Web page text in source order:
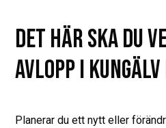
DET HÄR SKA DU
AVLOPP I
Planerar du ett nytt eller